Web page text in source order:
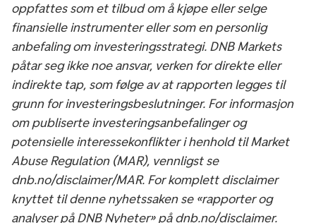
oppfattes som et tilbud om å kjøpe eller selge
finansielle instrumenter eller som en personlig
anbefaling om investeringsstrategi. DNB Markets
påtar seg ikke noe ansvar, verken for direkte eller
indirekte tap, som følge av at rapporten legges til
grunn for investeringsbeslutninger. For informasjon
om publiserte investeringsanbefalinger og
potensielle interessekonflikter i henhold til Market
Abuse Regulation (MAR), vennligst se
dnb.no/disclaimer/MAR. For komplett disclaimer
knyttet til denne nyhetssaken se «rapporter og
analyser på DNB Nyheter» på dnb.no/disclaimer.